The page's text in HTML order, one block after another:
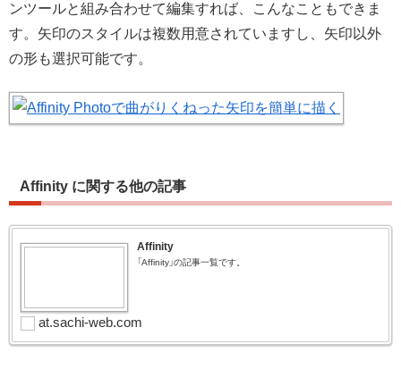
ンツールと組み合わせて編集すれば、こんなこともできま
す。矢印のスタイルは複数用意されていますし、矢印以外
の形も選択可能です。
Affinity に関する他の記事
Affinity
「Affinity」の記事一覧です。
at.sachi-web.com